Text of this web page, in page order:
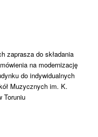
zaprasza do składania
na modernizację
do indywidualnych
Muzycznych im. K.
Toruniu